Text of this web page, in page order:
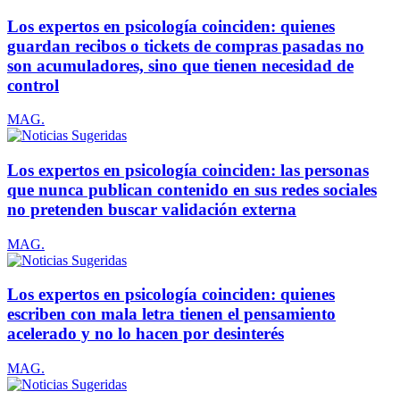
Los expertos en psicología coinciden: quienes
guardan recibos o tickets de compras pasadas no
son acumuladores, sino que tienen necesidad de
control
MAG.
Los expertos en psicología coinciden: las personas
que nunca publican contenido en sus redes sociales
no pretenden buscar validación externa
MAG.
Los expertos en psicología coinciden: quienes
escriben con mala letra tienen el pensamiento
acelerado y no lo hacen por desinterés
MAG.